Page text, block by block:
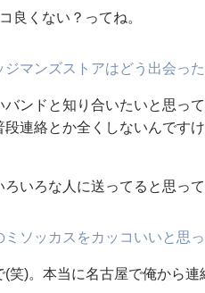
良くない？ってね。
マンズストアはどう出会っ
ンドと知り合いたいと思っ
段連絡とか全くしないんです
いろな人に送ってると思っ
ソッカスをカッコいいと思
笑)。本当に名古屋で俺から